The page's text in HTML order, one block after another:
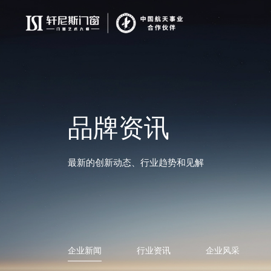
品牌资讯
最新的创新动态、行业趋势和见解
企业新闻 行业资讯 企业风采